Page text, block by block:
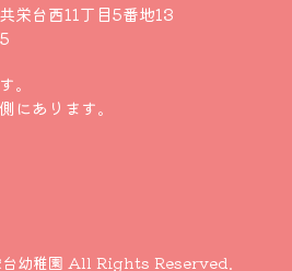
栄台西11丁目5番地13
。
にあります。
幼稚園 All Rights Reserved.